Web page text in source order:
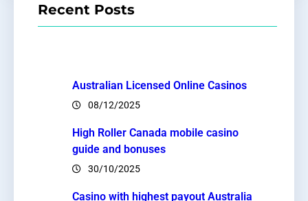
Recent Posts
Australian Licensed Online Casinos
08/12/2025
High Roller Canada mobile casino
guide and bonuses
30/10/2025
Casino with highest payout Australia